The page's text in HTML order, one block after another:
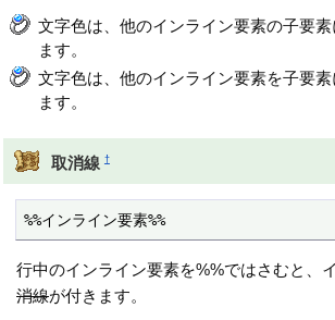
文字色は、他のインライン要素の子要
ます。
文字色は、他のインライン要素を子要
ます。
取消線 †
%%インライン要素%%
行中のインライン要素を%%ではさむと、
消線が付きます。